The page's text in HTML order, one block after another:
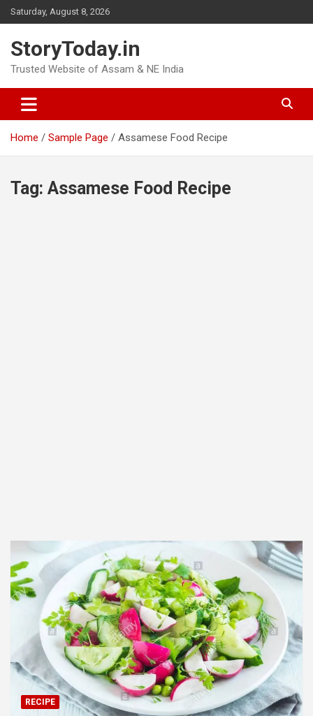
Skip
to
Saturday, August 8, 2026
StoryToday.in
Trusted Website of Assam & NE India
Home Sample Page Assamese Food Recipe
Tag: Assamese Food Recipe
RECIPE